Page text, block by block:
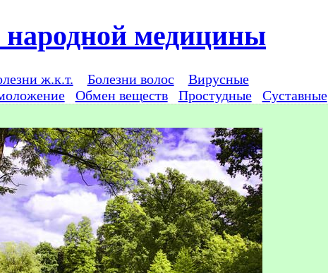
медицины
ж.к.т. Болезни волос
Вирусные
Обмен веществ Простудные Суставные